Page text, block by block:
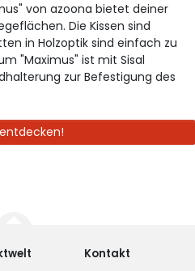
von azoona bietet deiner
Die Kissen sind
in Holzoptik sind einfach zu
"Maximus" ist mit Sisal
zur Befestigung des
Kontakt